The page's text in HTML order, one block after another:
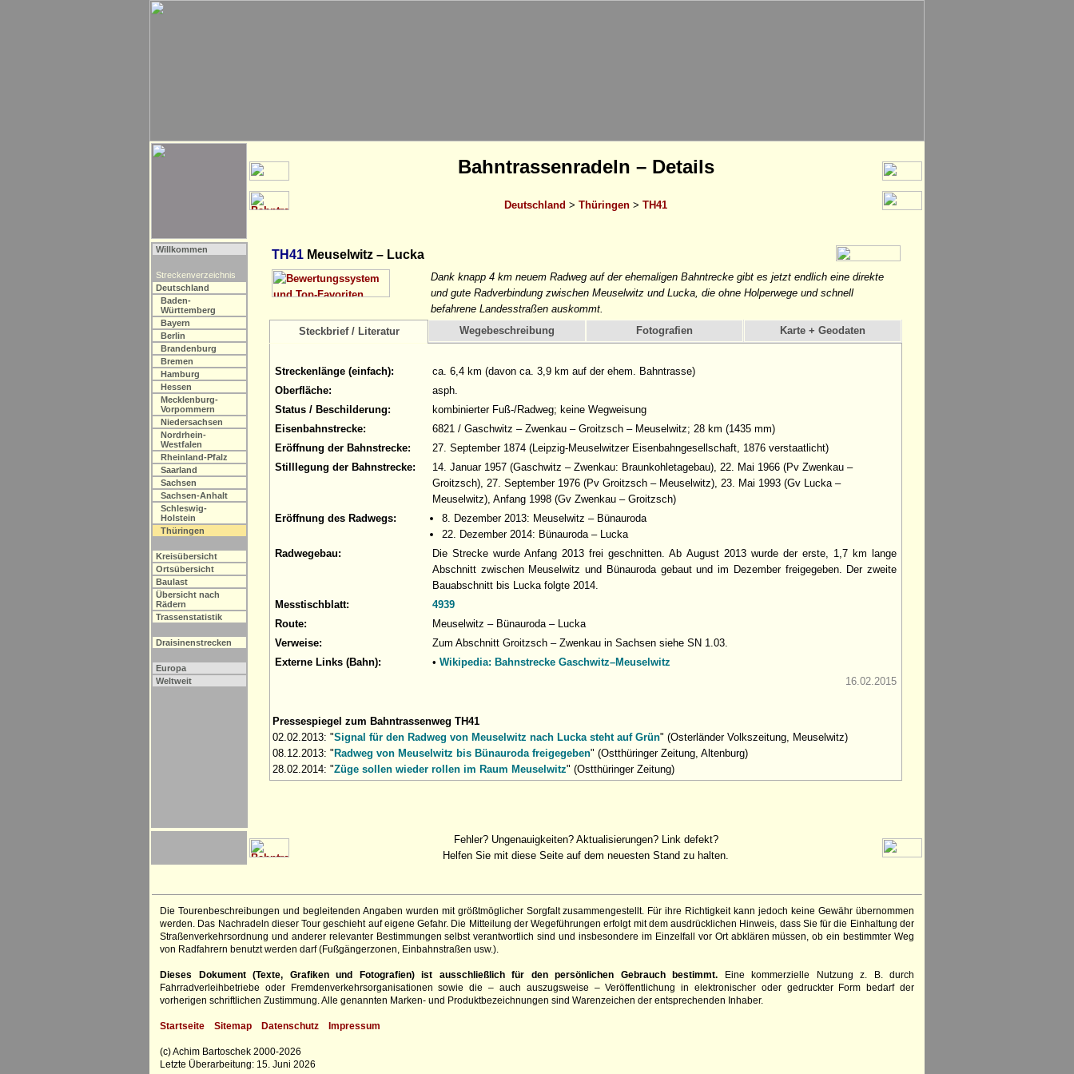
Bahntrassenradeln – Details
Deutschland > Thüringen > TH41
Willkommen
Streckenverzeichnis
Deutschland
Baden-
Württemberg
Bayern
Berlin
Brandenburg
Bremen
Hamburg
Hessen
Mecklenburg-
Vorpommern
Niedersachsen
Nordrhein-
Westfalen
Rheinland-Pfalz
Saarland
Sachsen
Sachsen-Anhalt
Schleswig-
Holstein
Thüringen
Kreisübersicht
Ortsübersicht
Baulast
Übersicht nach
Rädern
Trassenstatistik
Draisinenstrecken
Europa
Weltweit
TH41 Meuselwitz – Lucka
Dank knapp 4 km neuem Radweg auf der ehemaligen Bahntrecke gibt es jetzt endlich eine direkte
und gute Radverbindung zwischen Meuselwitz und Lucka, die ohne Holperwege und schnell
befahrene Landesstraßen auskommt.
Steckbrief / Literatur
Wegebeschreibung Fotografien Karte + Geodaten
Streckenlänge (einfach):
ca. 6,4 km (davon ca. 3,9 km auf der ehem. Bahntrasse)
Oberfläche:
asph.
Status / Beschilderung:
kombinierter Fuß-/Radweg; keine Wegweisung
Eisenbahnstrecke:
6821 / Gaschwitz – Zwenkau – Groitzsch – Meuselwitz; 28 km (1435 mm)
Eröffnung der Bahnstrecke:
27. September 1874 (Leipzig-Meuselwitzer Eisenbahngesellschaft, 1876 verstaatlicht)
Stilllegung der Bahnstrecke:
14. Januar 1957 (Gaschwitz – Zwenkau: Braunkohletagebau), 22. Mai 1966 (Pv Zwenkau –
Groitzsch), 27. September 1976 (Pv Groitzsch – Meuselwitz), 23. Mai 1993 (Gv Lucka –
Meuselwitz), Anfang 1998 (Gv Zwenkau – Groitzsch)
Eröffnung des Radwegs:
8. Dezember 2013: Meuselwitz – Bünauroda
22. Dezember 2014: Bünauroda – Lucka
Radwegebau:
Die Strecke wurde Anfang 2013 frei geschnitten. Ab August 2013 wurde der erste, 1,7 km lange
Abschnitt zwischen Meuselwitz und Bünauroda gebaut und im Dezember freigegeben. Der zweite
Bauabschnitt bis Lucka folgte 2014.
Messtischblatt:
4939
Route:
Meuselwitz – Bünauroda – Lucka
Verweise:
Zum Abschnitt Groitzsch – Zwenkau in Sachsen siehe SN 1.03.
Externe Links (Bahn):
• Wikipedia: Bahnstrecke Gaschwitz–Meuselwitz
16.02.2015
Pressespiegel zum Bahntrassenweg TH41
02.02.2013: "Signal für den Radweg von Meuselwitz nach Lucka steht auf Grün" (Osterländer Volkszeitung, Meuselwitz)
08.12.2013: "Radweg von Meuselwitz bis Bünauroda freigegeben" (Ostthüringer Zeitung, Altenburg)
28.02.2014: "Züge sollen wieder rollen im Raum Meuselwitz" (Ostthüringer Zeitung)
Fehler? Ungenauigkeiten? Aktualisierungen? Link defekt?
Helfen Sie mit diese Seite auf dem neuesten Stand zu halten.
Die Tourenbeschreibungen und begleitenden Angaben wurden mit größtmöglicher Sorgfalt zusammengestellt. Für ihre Richtigkeit kann jedoch keine Gewähr übernommen
werden. Das Nachradeln dieser Tour geschieht auf eigene Gefahr. Die Mitteilung der Wegeführungen erfolgt mit dem ausdrücklichen Hinweis, dass Sie für die Einhaltung der
Straßenverkehrsordnung und anderer relevanter Bestimmungen selbst verantwortlich sind und insbesondere im Einzelfall vor Ort abklären müssen, ob ein bestimmter Weg
von Radfahrern benutzt werden darf (Fußgängerzonen, Einbahnstraßen usw.).
Dieses Dokument (Texte, Grafiken und Fotografien) ist ausschließlich für den persönlichen Gebrauch bestimmt. Eine kommerzielle Nutzung z. B. durch
Fahrradverleihbetriebe oder Fremdenverkehrsorganisationen sowie die – auch auszugsweise – Veröffentlichung in elektronischer oder gedruckter Form bedarf der
vorherigen schriftlichen Zustimmung. Alle genannten Marken- und Produktbezeichnungen sind Warenzeichen der entsprechenden Inhaber.
Startseite Sitemap Datenschutz Impressum
(c) Achim Bartoschek 2000-2026
Letzte Überarbeitung: 15. Juni 2026